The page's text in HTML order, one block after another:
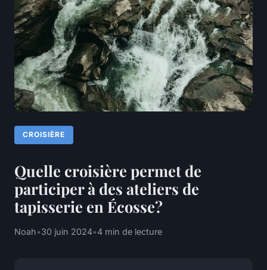
CROISIÈRE
Quelle croisière permet de
participer à des ateliers de
tapisserie en Écosse?
Noah•30 juin 2024•4 min de lecture